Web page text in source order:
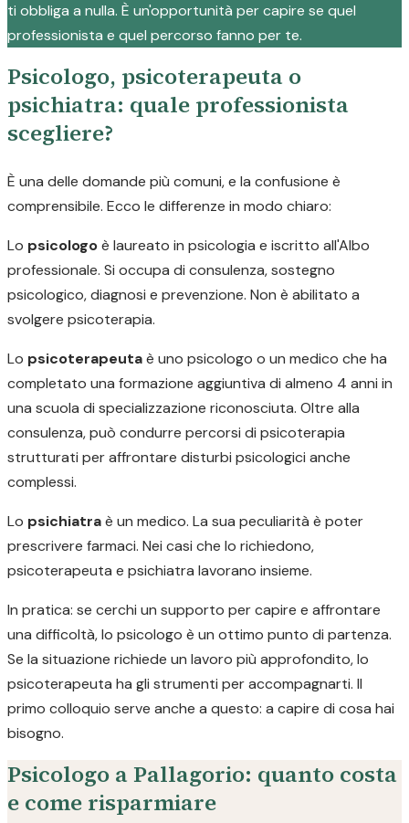
ti obbliga a nulla. È un'opportunità per capire se quel
professionista e quel percorso fanno per te.
Psicologo, psicoterapeuta o
psichiatra: quale professionista
scegliere?
È una delle domande più comuni, e la confusione è
comprensibile. Ecco le differenze in modo chiaro:
Lo psicologoè laureato in psicologia e iscritto all'Albo
professionale. Si occupa di consulenza, sostegno
psicologico, diagnosi e prevenzione. Non è abilitato a
svolgere psicoterapia.
Lo psicoterapeutaè uno psicologo o un medico che ha
completato una formazione aggiuntiva di almeno 4 anni in
una scuola di specializzazione riconosciuta. Oltre alla
consulenza, può condurre percorsi di psicoterapia
strutturati per affrontare disturbi psicologici anche
complessi.
Lo psichiatraè un medico. La sua peculiarità è poter
prescrivere farmaci. Nei casi che lo richiedono,
psicoterapeuta e psichiatra lavorano insieme.
In pratica: se cerchi un supporto per capire e affrontare
una difficoltà, lo psicologo è un ottimo punto di partenza.
Se la situazione richiede un lavoro più approfondito, lo
psicoterapeuta ha gli strumenti per accompagnarti. Il
primo colloquio serve anche a questo: a capire di cosa hai
bisogno.
Psicologo a Pallagorio: quanto costa
e come risparmiare